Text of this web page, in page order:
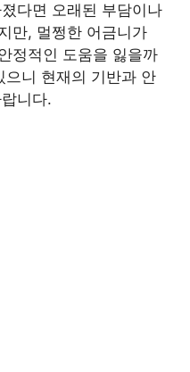
다면 오래된 부담이나
만, 멀쩡한 어금니가
정적인 도움을 잃을까
니 현재의 기반과 안
니다.